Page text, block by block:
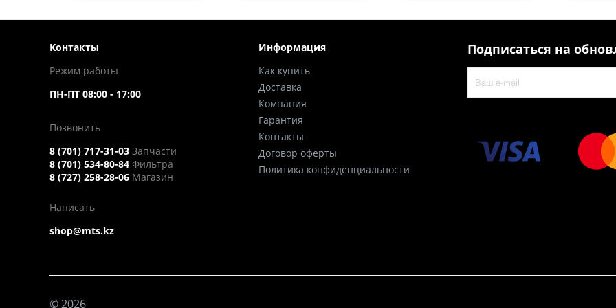
Контакты
Режим работы
ПН-ПТ 08:00 - 17:00
Позвонить
8 (701) 717-31-03 Запчасти
8 (701) 534-80-84 Фильтра
8 (727) 258-28-06 Магазин
Написать
shop@mts.kz
Информация
Как купить
Доставка
Компания
Гарантия
Контакты
Договор оферты
Политика конфиденциальности
Подписаться на
© 2026